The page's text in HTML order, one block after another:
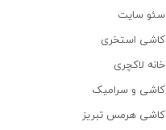
سئو سایت
کاشی استخری
خانه لاکچری
کاشی و سرامیک
کاشی هرمس تبریز